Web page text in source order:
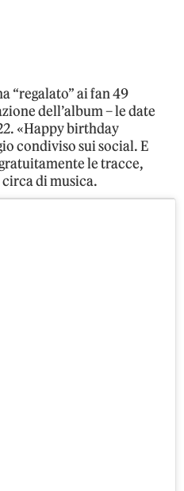
“regalato” ai fan 49
dell’album – le date
«Happy birthday
condiviso sui social. E
le tracce,
di musica.